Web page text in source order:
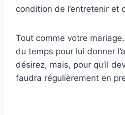
condition de l’entretenir et
Tout comme votre
du temps pour lui donner
désirez, mais, pour qu’il
faudra régulièrement en